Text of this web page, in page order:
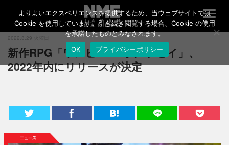
T
o
g
a
a
2022.3.29 火曜日
新作RPG「ワンピース オデッセイ」、
2022年内にリリースが決定
よりよいエクスペリエンスを提供するため、当ウェブサイトでは
Cookie を使用しています。引き続き閲覧する場合、Cookie の使用
を承諾したものとみなされます。
OK
プライバシーポリシー